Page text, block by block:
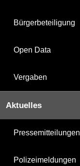
Bürgerbeteiligung
Open Data
Vergaben
Aktuelles
Pressemitteilungen
Polizeimeldungen